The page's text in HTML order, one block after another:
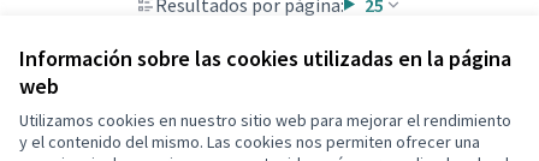
Información sobre las cookies utilizadas en la página
web
Utilizamos cookies en nuestro sitio web para mejorar el rendimiento
y el contenido del mismo. Las cookies nos permiten ofrecer una
Términos y condiciones de uso
Configuración de cookies